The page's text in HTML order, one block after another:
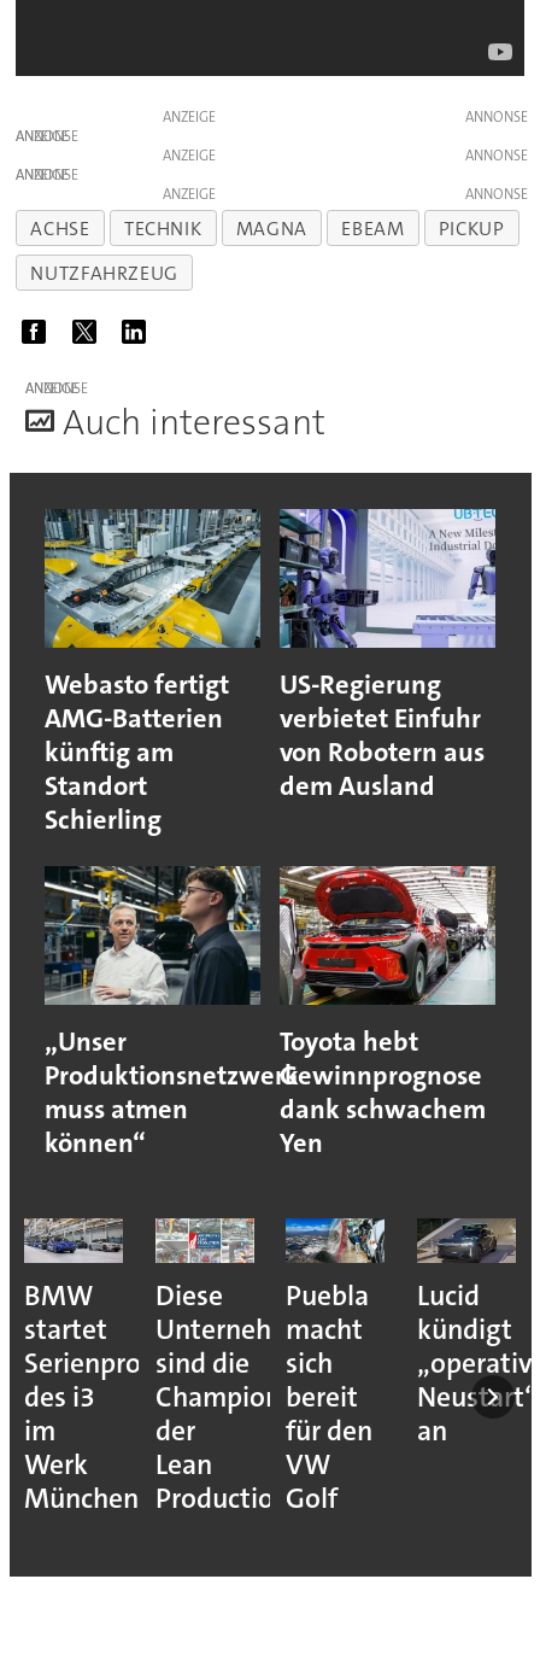
ANZEIGE
ANZEIGE
ANZEIGE
ANZEIGE
ANZEIGE
ACHSE TECHNIK MAGNA EBEAM
PICKUP
NUTZFAHRZEUG
ANZEIGE
Auch interessant
Webasto fertigt
AMG-Batterien
künftig am
Standort
Schierling
US-Regierung
verbietet Einfuhr
von Robotern aus
dem Ausland
„Unser
Produktionsnetzwerk
muss atmen
können“
Toyota hebt
Gewinnprognose
dank schwachem
Yen
BMW
startet
Serienproduktion
des i3
im
Werk
München
Diese
Unternehmen
sind die
Champions
der
Lean
Production
Puebla
macht
sich
bereit
für den
VW
Golf
Lucid
kündigt
Neustart“
an